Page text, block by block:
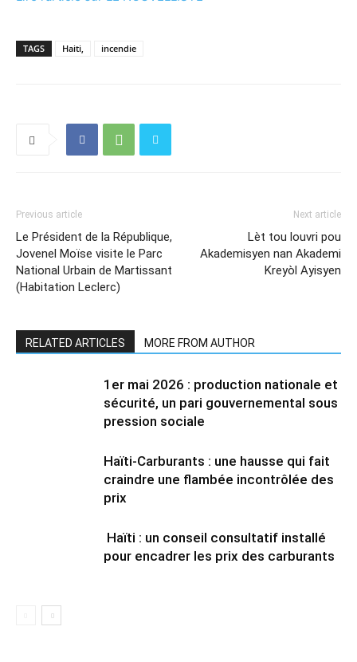
TAGS Haiti, incendie
Previous article
Le Président de la République,
Jovenel Moïse visite le Parc
National Urbain de Martissant
(Habitation Leclerc)
Next article
Lèt tou louvri pou
Akademisyen nan Akademi
Kreyòl Ayisyen
RELATED ARTICLES MORE FROM AUTHOR
1er mai 2026 : production nationale et
sécurité, un pari gouvernemental sous
pression sociale
Haïti-Carburants : une hausse qui fait
craindre une flambée incontrôlée des
prix
Haïti : un conseil consultatif installé
pour encadrer les prix des carburants